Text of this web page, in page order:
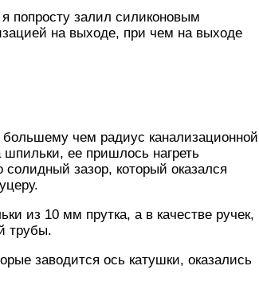
попросту залил силиконовым
на выходе, при чем на выходе
чем радиус канализационной
ее пришлось нагреть
зазор, который оказался
из 10 мм прутка, а в качестве ручек,
трубы.
заводится ось катушки, оказались